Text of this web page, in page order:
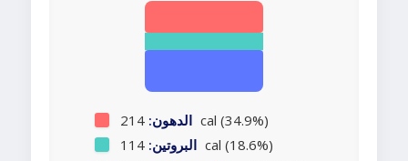
الدهون: 214 cal (34.9%)
البروتين: 114 cal (18.6%)